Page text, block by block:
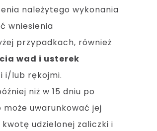
należytego wykonania
wniesienia
przypadkach, również
wad i usterek
i/lub rękojmi.
niż w 15 dniu po
uwarunkować jej
udzielonej zaliczki i